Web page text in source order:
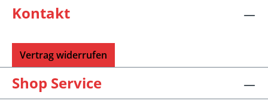
Kontakt
Vertrag widerrufen
Shop Service